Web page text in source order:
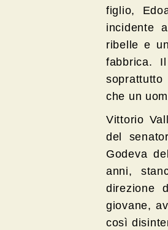
figlio,
incidente
ribelle e
fabbrica.
che un
Vittorio
del
Godeva
anni,
direzione
giovane,
così